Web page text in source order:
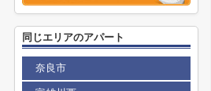
同じエリアのアパート
奈良市